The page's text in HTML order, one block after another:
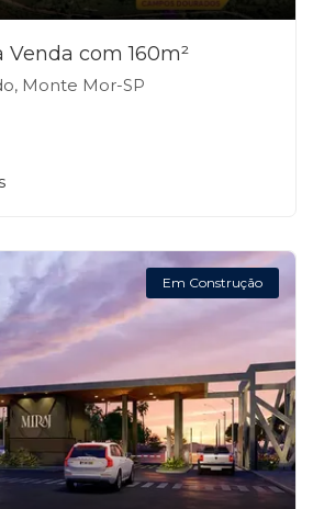
Venda com 160m²
Monte Mor-SP
Em Construção